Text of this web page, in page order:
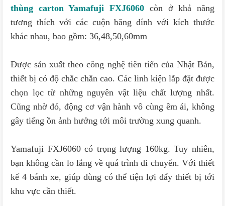
thùng carton Yamafuji FXJ6060 còn ở khả năng
tương thích với các cuộn băng dính với kích thước
khác nhau, bao gồm: 36,48,50,60mm
Được sản xuất theo công nghệ tiên tiến của Nhật Bản,
thiết bị có độ chắc chắn cao. Các linh kiện lắp đặt được
chọn lọc từ những nguyên vật liệu chất lượng nhất.
Cũng nhờ đó, động cơ vận hành vô cùng êm ái, không
gây tiếng ồn ảnh hưởng tới môi trường xung quanh.
Yamafuji FXJ6060 có trọng lượng 160kg. Tuy nhiên,
bạn không cần lo lắng về quá trình di chuyển. Với thiết
kế 4 bánh xe, giúp dùng có thể tiện lợi đẩy thiết bị tới
khu vực cần thiết.